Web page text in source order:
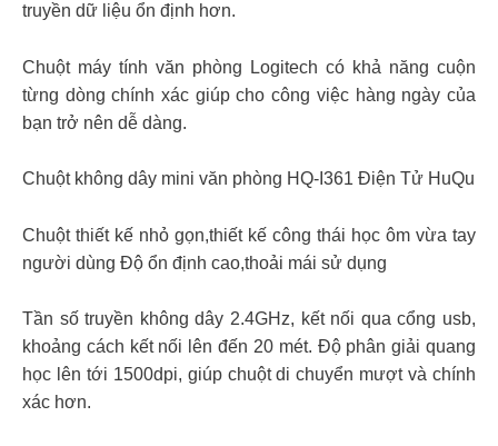
truyền dữ liệu ổn định hơn.
Chuột máy tính văn phòng Logitech có khả năng cuộn
từng dòng chính xác giúp cho công việc hàng ngày của
bạn trở nên dễ dàng.
Chuột không dây mini văn phòng HQ-I361 Điện Tử HuQu
Chuột thiết kế nhỏ gọn,thiết kế công thái học ôm vừa tay
người dùng Độ ổn định cao,thoải mái sử dụng
Tần số truyền không dây 2.4GHz, kết nối qua cổng usb,
khoảng cách kết nối lên đến 20 mét. Độ phân giải quang
học lên tới 1500dpi, giúp chuột di chuyển mượt và chính
xác hơn.